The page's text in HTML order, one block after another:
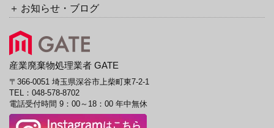
お知らせ・ブログ
産業廃棄物処理業者 GATE
〒366-0051 埼玉県深谷市上柴町東7-2-1
TEL： 048-578-8702
電話受付時間 9：00～18：00 年中無休